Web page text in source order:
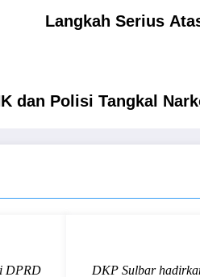
Langkah Serius
dan Polisi Tangkal
DPRD
DKP Sulbar